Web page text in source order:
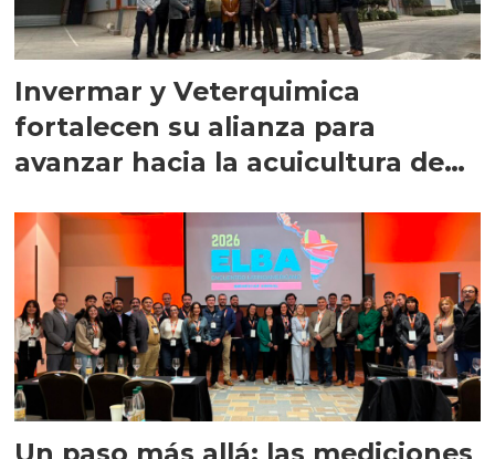
Invermar y Veterquimica
fortalecen su alianza para
avanzar hacia la acuicultura de